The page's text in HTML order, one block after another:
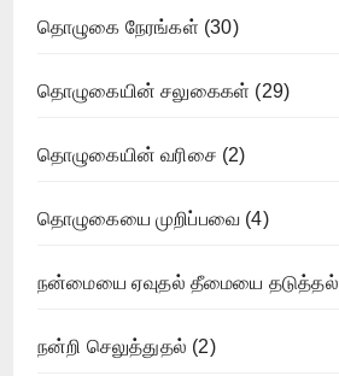
தொழுகை நேரங்கள் (30)
தொழுகையின் சலுகைகள் (29)
தொழுகையின் வரிசை (2)
தொழுகையை முறிப்பவை (4)
நன்மையை ஏவுதல் தீமையை தடுத்தல்
நன்றி செலுத்துதல் (2)